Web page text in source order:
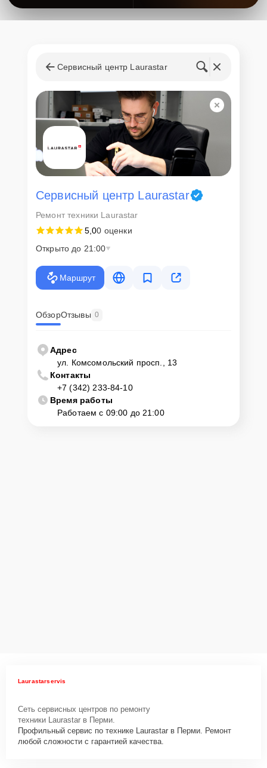
Сервисный центр Laurastar
Сервисный центр Laurastar
Ремонт техники Laurastar
5,00 оценки
Открыто до 21:00
Маршрут
ОбзорОтзывы 0
Адрес
ул. Комсомольский просп., 13
Контакты
+7 (342) 233-84-10
Время работы
Работаем с 09:00 до 21:00
Laurastarservis
Сеть сервисных центров по ремонту
техники Laurastar в Перми.
Профильный сервис по технике Laurastar в Перми. Ремонт
любой сложности с гарантией качества.